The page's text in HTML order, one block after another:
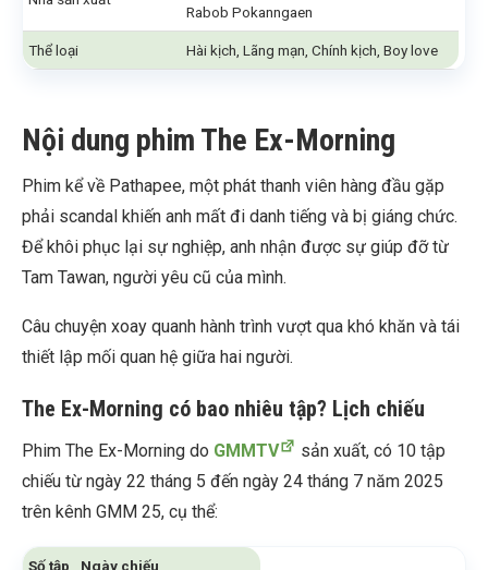
Rabob Pokanngaen
Thể loại Hài kịch, Lãng mạn, Chính kịch, Boy love
Nội dung phim The Ex-Morning
Phim kể về Pathapee, một phát thanh viên hàng đầu gặp
phải scandal khiến anh mất đi danh tiếng và bị giáng chức.
Để khôi phục lại sự nghiệp, anh nhận được sự giúp đỡ từ
Tam Tawan, người yêu cũ của mình.
Câu chuyện xoay quanh hành trình vượt qua khó khăn và tái
thiết lập mối quan hệ giữa hai người.
The Ex-Morning có bao nhiêu tập? Lịch chiếu
Phim The Ex-Morning do GMMTV
sản xuất, có 10 tập
chiếu từ ngày 22 tháng 5 đến ngày 24 tháng 7 năm 2025
trên kênh GMM 25, cụ thể:
Số tập Ngày chiếu